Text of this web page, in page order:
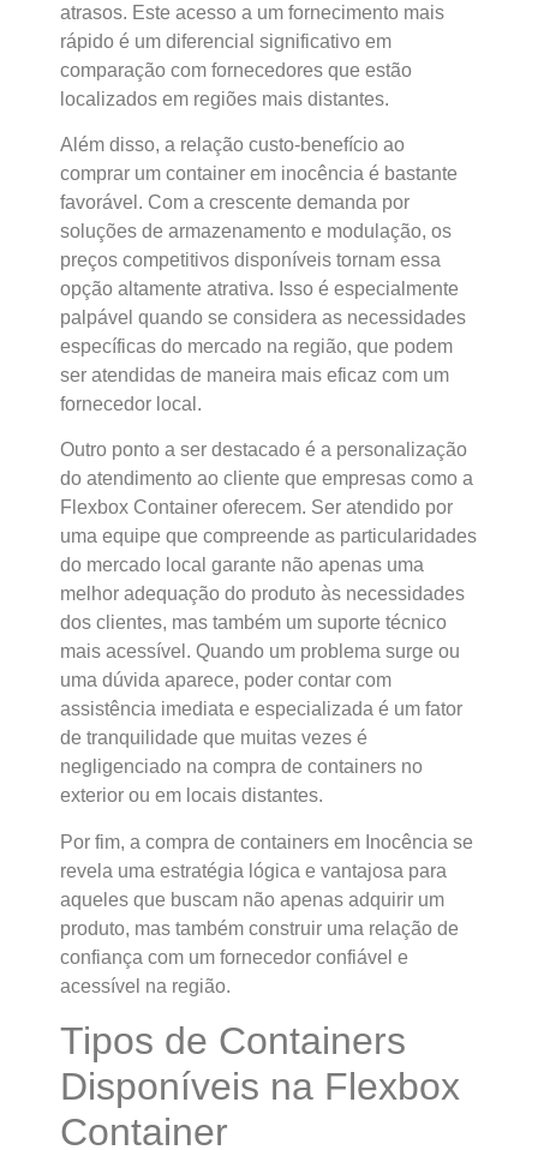
atrasos. Este acesso a um fornecimento mais
rápido é um diferencial significativo em
comparação com fornecedores que estão
localizados em regiões mais distantes.
Além disso, a relação custo-benefício ao
comprar um container em inocência é bastante
favorável. Com a crescente demanda por
soluções de armazenamento e modulação, os
preços competitivos disponíveis tornam essa
opção altamente atrativa. Isso é especialmente
palpável quando se considera as necessidades
específicas do mercado na região, que podem
ser atendidas de maneira mais eficaz com um
fornecedor local.
Outro ponto a ser destacado é a personalização
do atendimento ao cliente que empresas como a
Flexbox Container oferecem. Ser atendido por
uma equipe que compreende as particularidades
do mercado local garante não apenas uma
melhor adequação do produto às necessidades
dos clientes, mas também um suporte técnico
mais acessível. Quando um problema surge ou
uma dúvida aparece, poder contar com
assistência imediata e especializada é um fator
de tranquilidade que muitas vezes é
negligenciado na compra de containers no
exterior ou em locais distantes.
Por fim, a compra de containers em Inocência se
revela uma estratégia lógica e vantajosa para
aqueles que buscam não apenas adquirir um
produto, mas também construir uma relação de
confiança com um fornecedor confiável e
acessível na região.
Tipos de Containers
Disponíveis na Flexbox
Container